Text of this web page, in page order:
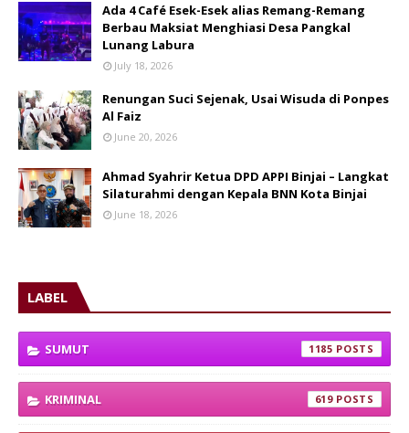
Ada 4 Café Esek-Esek alias Remang-Remang
Berbau Maksiat Menghiasi Desa Pangkal
Lunang Labura
July 18, 2026
Renungan Suci Sejenak, Usai Wisuda di Ponpes
Al Faiz
June 20, 2026
Ahmad Syahrir Ketua DPD APPI Binjai – Langkat
Silaturahmi dengan Kepala BNN Kota Binjai
June 18, 2026
LABEL
SUMUT 1185
KRIMINAL 619